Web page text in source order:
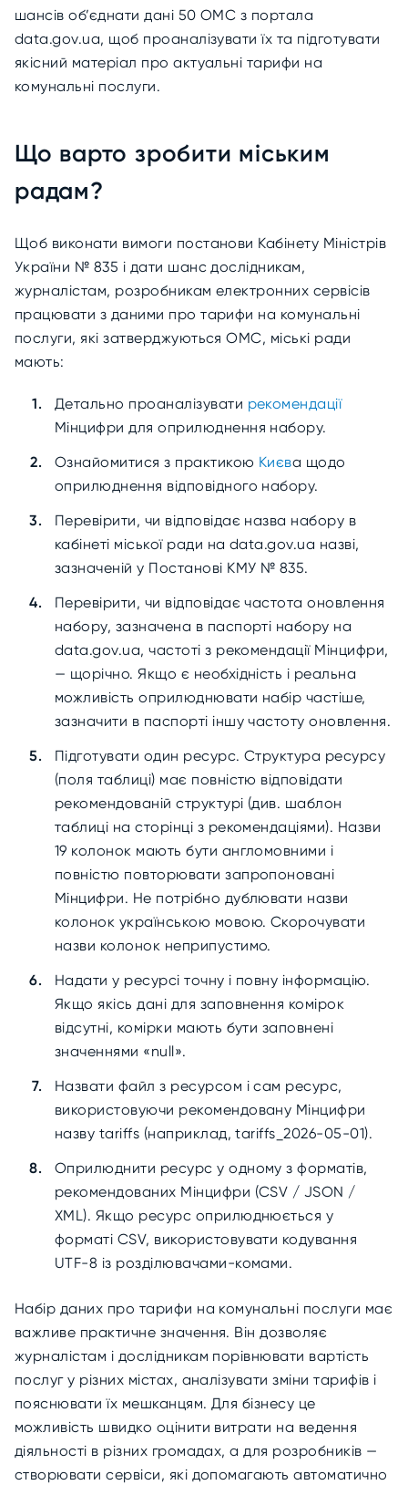
шансів об’єднати дані 50 ОМС з портала
data.gov.ua, щоб проаналізувати їх та підготувати
якісний матеріал про актуальні тарифи на
комунальні послуги.
Що варто зробити міським
радам?
Щоб виконати вимоги постанови Кабінету Міністрів
України № 835 і дати шанс дослідникам,
журналістам, розробникам електронних сервісів
працювати з даними про тарифи на комунальні
послуги, які затверджуються ОМС, міські ради
мають:
Детально проаналізувати рекомендації
Мінцифри для оприлюднення набору.
Ознайомитися з практикою Києва щодо
оприлюднення відповідного набору.
Перевірити, чи відповідає назва набору в
кабінеті міської ради на data.gov.ua назві,
зазначеній у Постанові КМУ № 835.
Перевірити, чи відповідає частота оновлення
набору, зазначена в паспорті набору на
data.gov.ua, частоті з рекомендації Мінцифри,
— щорічно. Якщо є необхідність і реальна
можливість оприлюднювати набір частіше,
зазначити в паспорті іншу частоту оновлення.
Підготувати один ресурс. Структура ресурсу
(поля таблиці) має повністю відповідати
рекомендованій структурі (див. шаблон
таблиці на сторінці з рекомендаціями). Назви
19 колонок мають бути англомовними і
повністю повторювати запропоновані
Мінцифри. Не потрібно дублювати назви
колонок українською мовою. Скорочувати
назви колонок неприпустимо.
Надати у ресурсі точну і повну інформацію.
Якщо якісь дані для заповнення комірок
відсутні, комірки мають бути заповнені
значеннями «null».
Назвати файл з ресурсом і сам ресурс,
використовуючи рекомендовану Мінцифри
назву tariffs (наприклад, tariffs_2026-05-01).
Оприлюднити ресурс у одному з форматів,
рекомендованих Мінцифри (CSV / JSON /
XML). Якщо ресурс оприлюднюється у
форматі CSV, використовувати кодування
UTF-8 із розділювачами-комами.
Набір даних про тарифи на комунальні послуги має
важливе практичне значення. Він дозволяє
журналістам і дослідникам порівнювати вартість
послуг у різних містах, аналізувати зміни тарифів і
пояснювати їх мешканцям. Для бізнесу це
можливість швидко оцінити витрати на ведення
діяльності в різних громадах, а для розробників —
створювати сервіси, які допомагають автоматично